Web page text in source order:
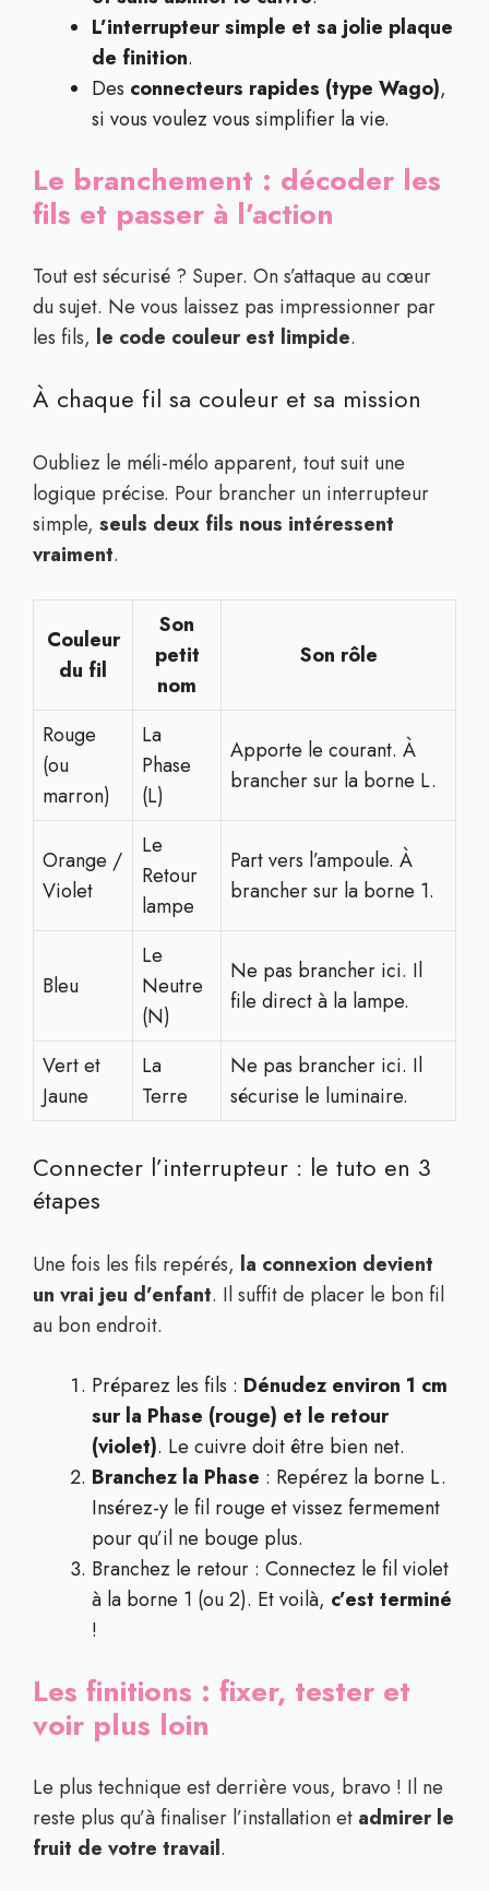
L’interrupteur simple et sa jolie plaque
de finition.
Des connecteurs rapides (type Wago),
si vous voulez vous simplifier la vie.
Le branchement : décoder les
fils et passer à l’action
Tout est sécurisé ? Super. On s’attaque au cœur
du sujet. Ne vous laissez pas impressionner par
les fils, le code couleur est limpide.
À chaque fil sa couleur et sa mission
Oubliez le méli-mélo apparent, tout suit une
logique précise. Pour brancher un interrupteur
simple, seuls deux fils nous intéressent
vraiment.
Couleur
du fil
Son
petit
nom
Son rôle
Rouge
(ou
marron)
La
Phase
(L)
Apporte le courant. À
brancher sur la borne L.
Orange /
Violet
Le
Retour
lampe
Part vers l’ampoule. À
brancher sur la borne 1.
Bleu
Le
Neutre
(N)
Ne pas brancher ici. Il
file direct à la lampe.
Vert et
Jaune
La
Terre
Ne pas brancher ici. Il
sécurise le luminaire.
Connecter l’interrupteur : le tuto en 3
étapes
Une fois les fils repérés, la connexion devient
un vrai jeu d’enfant. Il suffit de placer le bon fil
au bon endroit.
Préparez les fils : Dénudez environ 1 cm
sur la Phase (rouge) et le retour
(violet). Le cuivre doit être bien net.
Branchez la Phase : Repérez la borne L.
Insérez-y le fil rouge et vissez fermement
pour qu’il ne bouge plus.
Branchez le retour : Connectez le fil violet
à la borne 1 (ou 2). Et voilà, c’est terminé
!
Les finitions : fixer, tester et
voir plus loin
Le plus technique est derrière vous, bravo ! Il ne
reste plus qu’à finaliser l’installation et admirer le
fruit de votre travail.